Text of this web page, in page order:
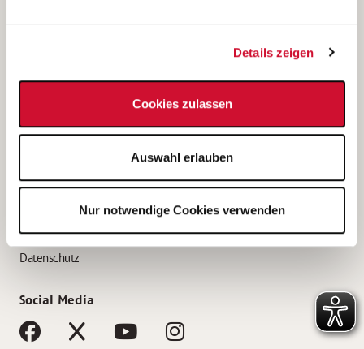
Details zeigen
Cookies zulassen
Auswahl erlauben
Nur notwendige Cookies verwenden
Bewerbung als Altenpflegehelfer*in
Bewerbung als Erzieher*in
AWO Gliederungen nach Bundesland
Impressum
Datenschutz
Social Media